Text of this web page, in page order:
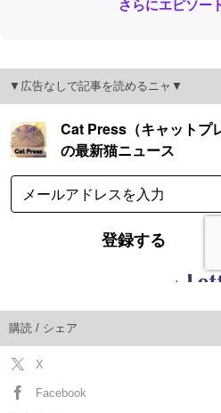
▼広告なしで記事を読めるニャ▼
購読 / シェア
X
Facebook